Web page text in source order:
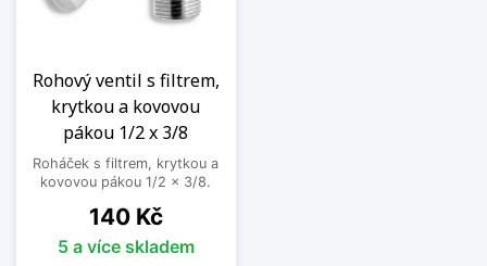
Rohový ventil s filtrem,
krytkou a kovovou
pákou 1/2 x 3/8
Roháček s filtrem, krytkou a
kovovou pákou 1/2 x 3/8.
Cena
140 Kč
5 a více skladem